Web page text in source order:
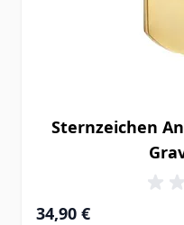
Sternzeichen
34,90 €